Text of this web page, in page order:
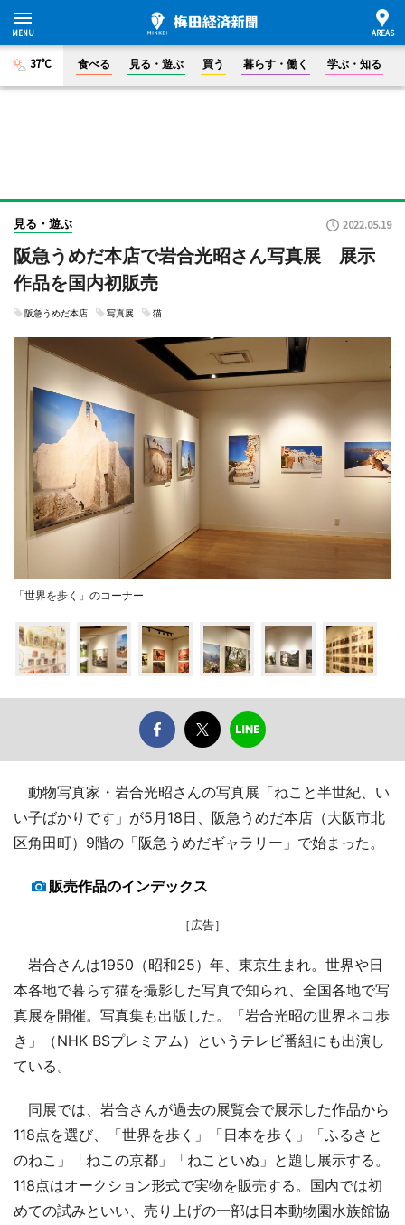
37°C 食べる 見る・遊ぶ 買う 暮らす・働く 学ぶ・知る
見る・遊ぶ 2022.05.19
阪急うめだ本店で岩合光昭さん写真展 展示
作品を国内初販売
阪急うめだ本店 写真展 猫
「世界を歩く」のコーナー
動物写真家・岩合光昭さんの写真展「ねこと半世紀、い
い子ばかりです」が5月18日、阪急うめだ本店（大阪市北
区角田町）9階の「阪急うめだギャラリー」で始まった。
販売作品のインデックス
［広告］
岩合さんは1950（昭和25）年、東京生まれ。世界や日
本各地で暮らす猫を撮影した写真で知られ、全国各地で写
真展を開催。写真集も出版した。「岩合光昭の世界ネコ歩
き」（NHK BSプレミアム）というテレビ番組にも出演し
ている。
同展では、岩合さんが過去の展覧会で展示した作品から
118点を選び、「世界を歩く」「日本を歩く」「ふるさと
のねこ」「ねこの京都」「ねこといぬ」と題し展示する。
118点はオークション形式で実物を販売する。国内では初
めての試みといい、売り上げの一部は日本動物園水族館協